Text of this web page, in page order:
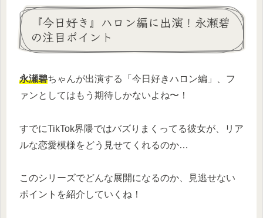
『今日好き』ハロン編に出演！永瀬碧
の注目ポイント
永瀬碧ちゃんが出演する「今日好きハロン編」、フ
ァンとしてはもう期待しかないよね〜！
すでにTikTok界隈ではバズりまくってる彼女が、リア
ルな恋愛模様をどう見せてくれるのか…
このシリーズでどんな展開になるのか、見逃せない
ポイントを紹介していくね！